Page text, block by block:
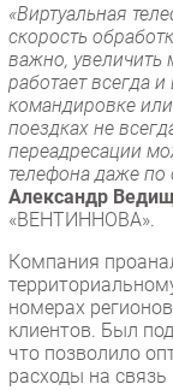
Проекты
IT класс
Тестовый
Каталог
«Виртуальная
скорость
важно, увеличить
работает всегда
командировке
поездках не
переадресации
телефона даже по
Александр
«ВЕНТИННОВА».
Компания
номерах
клиентов. Был
что позволило
расходы на